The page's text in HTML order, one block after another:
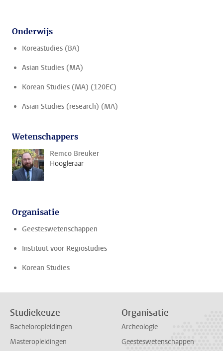
Onderwijs
Koreastudies (BA)
Asian Studies (MA)
Korean Studies (MA) (120EC)
Asian Studies (research) (MA)
Wetenschappers
Remco Breuker
Hoogleraar
Organisatie
Geesteswetenschappen
Instituut voor Regiostudies
Korean Studies
Studiekeuze
Bacheloropleidingen
Masteropleidingen
Organisatie
Archeologie
Geesteswetenschappen